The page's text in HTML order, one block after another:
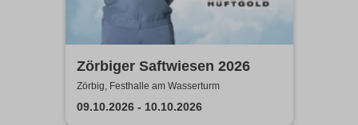
Zörbiger Saftwiesen 2026
Zörbig, Festhalle am Wasserturm
09.10.2026 - 10.10.2026